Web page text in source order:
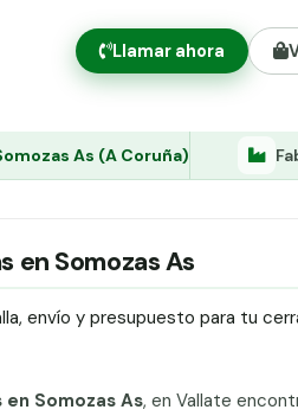
Llamar ahora
As (A Coruña)
en Somozas As
envío y presupuesto para tu
Somozas As, en Vallate